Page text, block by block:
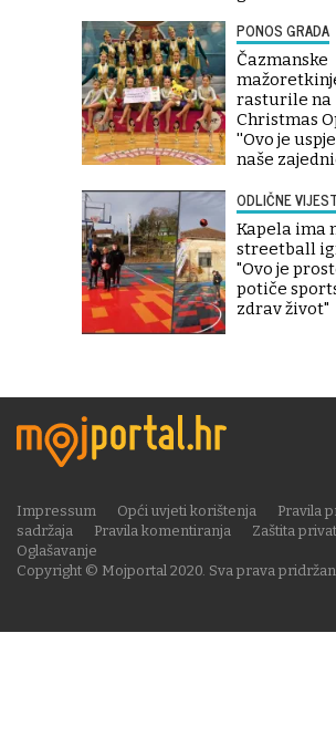
PONOS GRADA
Čazmanske
rasturile na
Christmas
''Ovo je
naše
ODLIČNE
Kapela ima
streetball
"Ovo je
potiče
zdrav život"
Copyright © Mojportal 2020. Sva prava
Impressum Opći uvjeti korištenja
Pravila
sadržaja
Pravila komentiranja Zaštita
Oglašavanje